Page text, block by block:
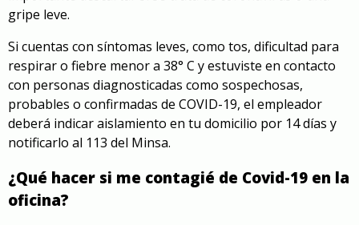
gripe leve.
Si cuentas con síntomas leves, como tos, dificultad para
respirar o fiebre menor a 38° C y estuviste en contacto
con personas diagnosticadas como sospechosas,
probables o confirmadas de COVID-19, el empleador
deberá indicar aislamiento en tu domicilio por 14 días y
notificarlo al 113 del Minsa.
¿Qué hacer si me contagié de Covid-19 en la
oficina?